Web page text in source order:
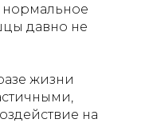
нормальное
давно не
жизни
на